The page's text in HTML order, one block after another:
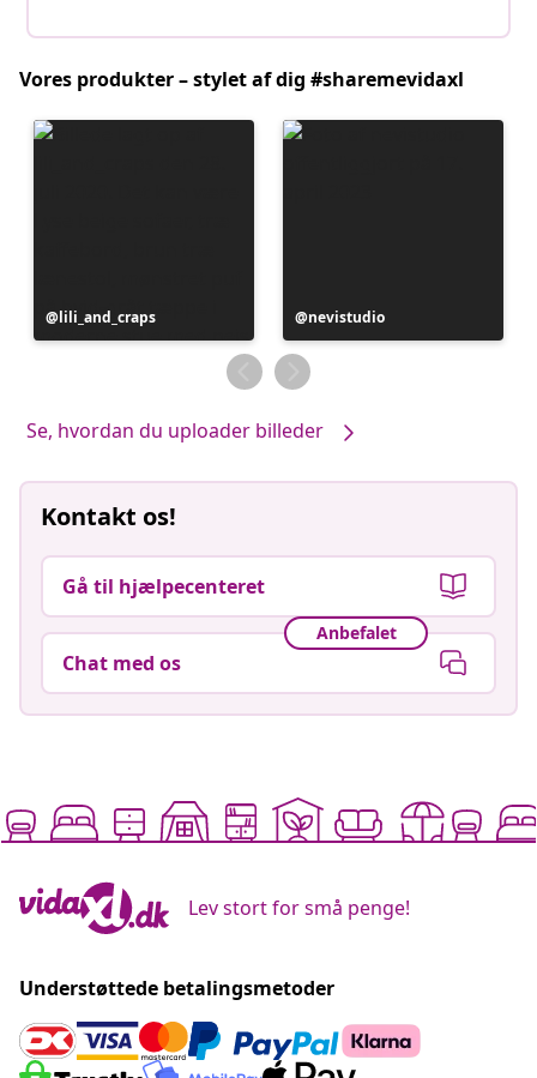
Vores produkter – stylet af dig #sharemevidaxl
Opslag
offentliggjort
lili_and_craps
Opslag
offentliggjort
af
nevistudio
Se, hvordan du uploader billeder
Kontakt os!
Gå til hjælpecenteret
Anbefalet
Chat med os
Lev stort for små penge!
Understøttede betalingsmetoder